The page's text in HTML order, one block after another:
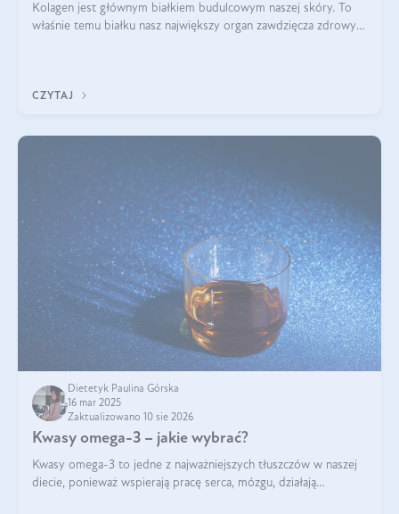
Kolagen jest głównym białkiem budulcowym naszej skóry. To
właśnie temu białku nasz największy organ zawdzięcza zdrowy
CZYTAJ
Dietetyk Paulina Górska
16 mar 2025
Zaktualizowano 10 sie 2026
Kwasy omega-3 – jakie wybrać?
Kwasy omega-3 to jedne z najważniejszych tłuszczów w naszej
diecie, ponieważ wspierają pracę serca, mózgu, działają